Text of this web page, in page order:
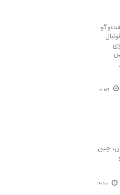
08:59
چین
16:50